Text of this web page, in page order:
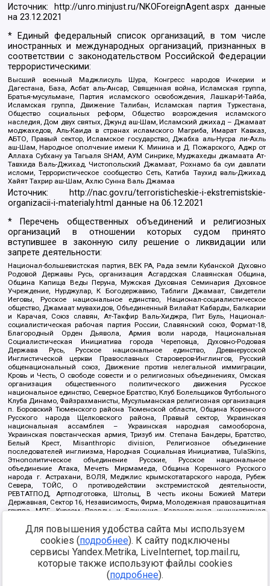
Источник: http://unro.minjust.ru/NKOForeignAgent.aspxданные
на23.12.2021
* Единый федеральный список организаций, в том числе
иностранных и международных организаций, признанных в
соответствии с законодательством Российской Федерации
террористическими:
Высший военный Маджлисуль Шура, Конгресс народов Ичкерии и
Дагестана, База, Асбат аль-Ансар, Священная война, Исламская группа,
Братья-мусульмане, Партия исламского освобождения, Лашкар-И-Тайба,
Исламская группа, Движение Талибан, Исламская партия Туркестана,
Общество социальных реформ, Общество возрождения исламского
наследия, Дом двух святых, Джунд аш-Шам, Исламский джихад – Джамаат
моджахедов, Аль-Каида в странах исламского Магриба, Имарат Кавказ,
АБТО, Правый сектор, Исламское государство, Джабха аль-Нусра ли-Ахль
аш-Шам, Народное ополчение имени К. Минина и Д. Пожарского, Аджр от
Аллаха Субхану уа Тагьаля SHAM, АУМ Синрике, Муджахеды джамаата Ат-
Тавхида Валь-Джихад, Чистопольский Джамаат, Рохнамо ба суи давлати
исломи, Террористическое сообщество Сеть, Катиба Таухид валь-Джихад,
Хайят Тахрир аш-Шам, Ахлю Сунна Валь Джамаа
Источник:
http://nac.gov.ru/terroristicheskie-i-ekstremistskie-
organizacii-i-materialy.html данные на06.12.2021
* Перечень общественных объединений и религиозных
организаций в отношении которых судом принято
вступившее в законную силу решение о ликвидации или
запрете деятельности:
Национал-большевистская партия, ВЕК РА, Рада земли Кубанской Духовно
Родовой Державы Русь, организация Асгардская Славянская Община,
Община Капища Веды Перуна, Мужская Духовная Семинария Духовное
Учреждение, Нурджулар, К Богодержавию, Таблиги Джамаат, Свидетели
Иеговы, Русское национальное единство, Национал-социалистическое
общество, Джамаат мувахидов, Объединенный Вилайат Кабарды, Балкарии
и Карачая, Союз славян, Ат-Такфир Валь-Хиджра, Пит Буль, Национал-
социалистическая рабочая партия России, Славянский союз, Формат-18,
Благородный Орден Дьявола, Армия воли народа, Национальная
Социалистическая Инициатива города Череповца, Духовно-Родовая
Держава Русь, Русское национальное единство, Древнерусской
Инглистической церкви Православных Староверов-Инглингов, Русский
общенациональный союз, Движение против нелегальной иммиграции,
Кровь и Честь, О свободе совести и о религиозных объединениях, Омская
организация общественного политического движения Русское
национальное единство, Северное Братство, Клуб Болельщиков Футбольного
Клуба Динамо, Файзрахманисты, Мусульманская религиозная организация
п. Боровский Тюменского района Тюменской области, Община Коренного
Русского народа Щелковского района, Правый сектор, Украинская
национальная ассамблея – Украинская народная самооборона,
Украинская повстанческая армия, Тризуб им. Степана Бандеры, Братство,
Белый Крест, Misanthropic division, Религиозное объединение
последователей инглиизма, Народная Социальная Инициатива, TulaSkins,
Этнополитическое объединение Русские, Русское национальное
объединение Атака, Мечеть Мирмамеда, Община Коренного Русского
народа г. Астрахани, ВОЛЯ, Меджлис крымскотатарского народа, Рубеж
Севера, ТОЙС, О противодействии экстремистской деятельности,
РЕВТАТПОД, Артподготовка, Штольц, В честь иконы Божией Матери
Державная, Сектор 16, Независимость, Фирма, Молодежная правозащитная
группа МПГ, Курсом Правды и Единения, Каракольская инициативная
Благотворительный пансионат Ак Умут, Русская республика Русь,
Арестантское уголовное единство, Башкорт, Нация и свобода, W.H.С., Фалунь
Дафа, Иртыш Ultras, Русский Патриотический клуб-Новокузнецк/РПК,
Сибирский державный союз, Фонд борьбы с коррупцией, Фонд защиты прав
граждан, Штабы Навального, Совет граждан СССР Прикубанского округа г.
https://minjust.gov.ru/ru/documents/7822/
Для повышения удобства сайта мы используем
cookies (подробнее). К сайту подключены
сервисы Yandex.Metrika, LiveInternet, top.mail.ru,
которые также используют файлы cookies
(подробнее).